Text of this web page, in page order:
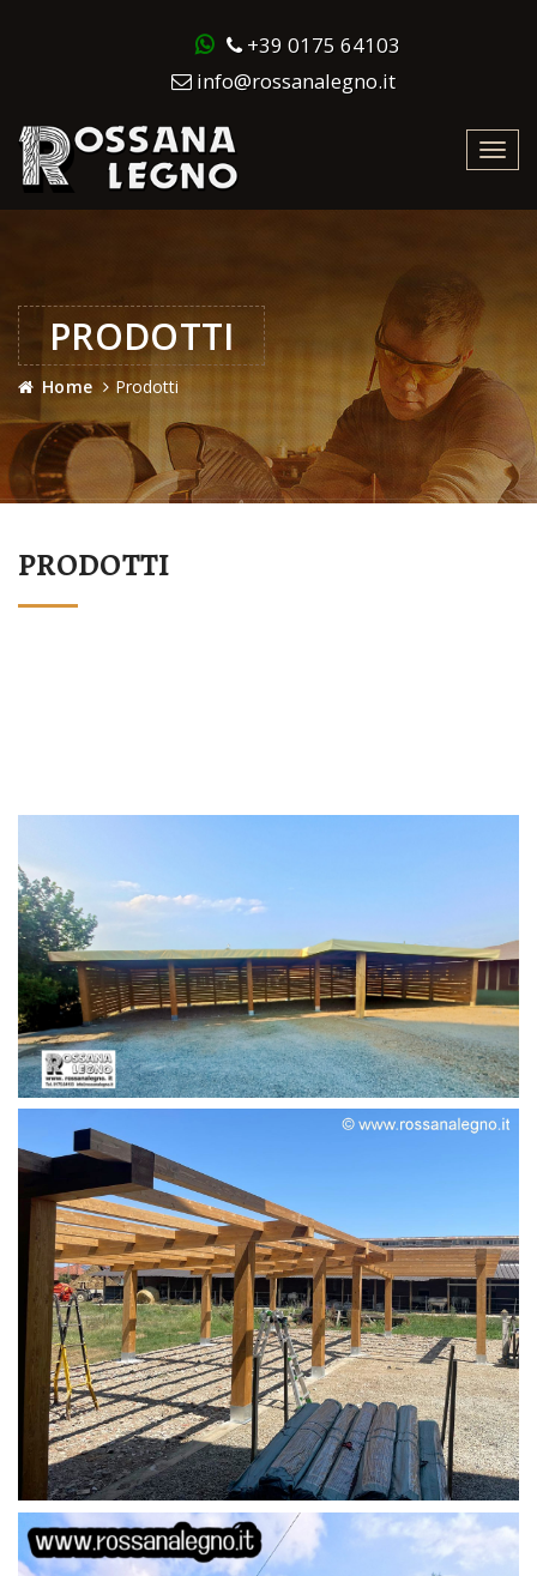
+39 0175 64103
info@rossanalegno.it
PRODOTTI
Home Prodotti
PRODOTTI
STRUTTURA
STRUTTURA